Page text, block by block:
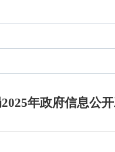
年政府信息公